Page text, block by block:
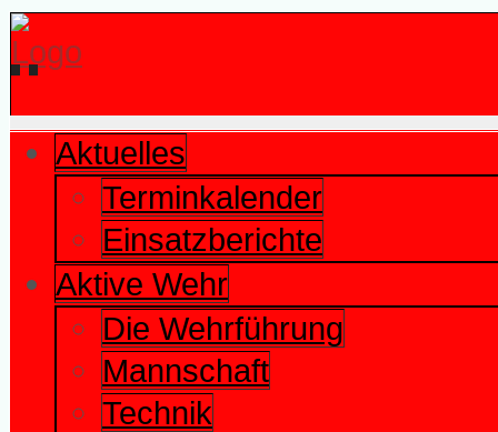
Aktuelles
Terminkalender
Einsatzberichte
Aktive Wehr
Die Wehrführung
Mannschaft
Technik